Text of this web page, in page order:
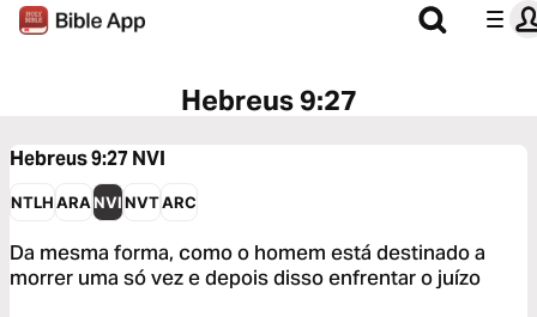
Hebreus 9:27
Hebreus 9:27 NVI
NTLHARANVINVTARC
Da mesma forma, como o homem está destinado a
morrer uma só vez e depois disso enfrentar o juízo